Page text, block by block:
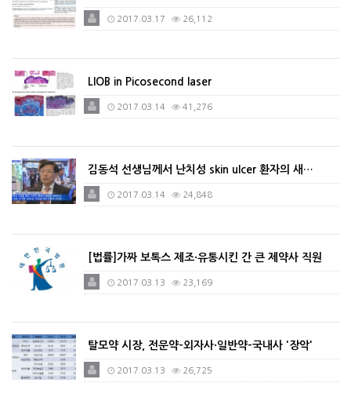
2017.03.17 26,112
LIOB in Picosecond laser
2017.03.14 41,276
김동석 선생님께서 난치성 skin ulcer 환자의 새…
2017.03.14 24,848
[법률]가짜 보톡스 제조·유통시킨 간 큰 제약사 직원
2017.03.13 23,169
탈모약 시장, 전문약-외자사·일반약-국내사 '장악'
2017.03.13 26,725